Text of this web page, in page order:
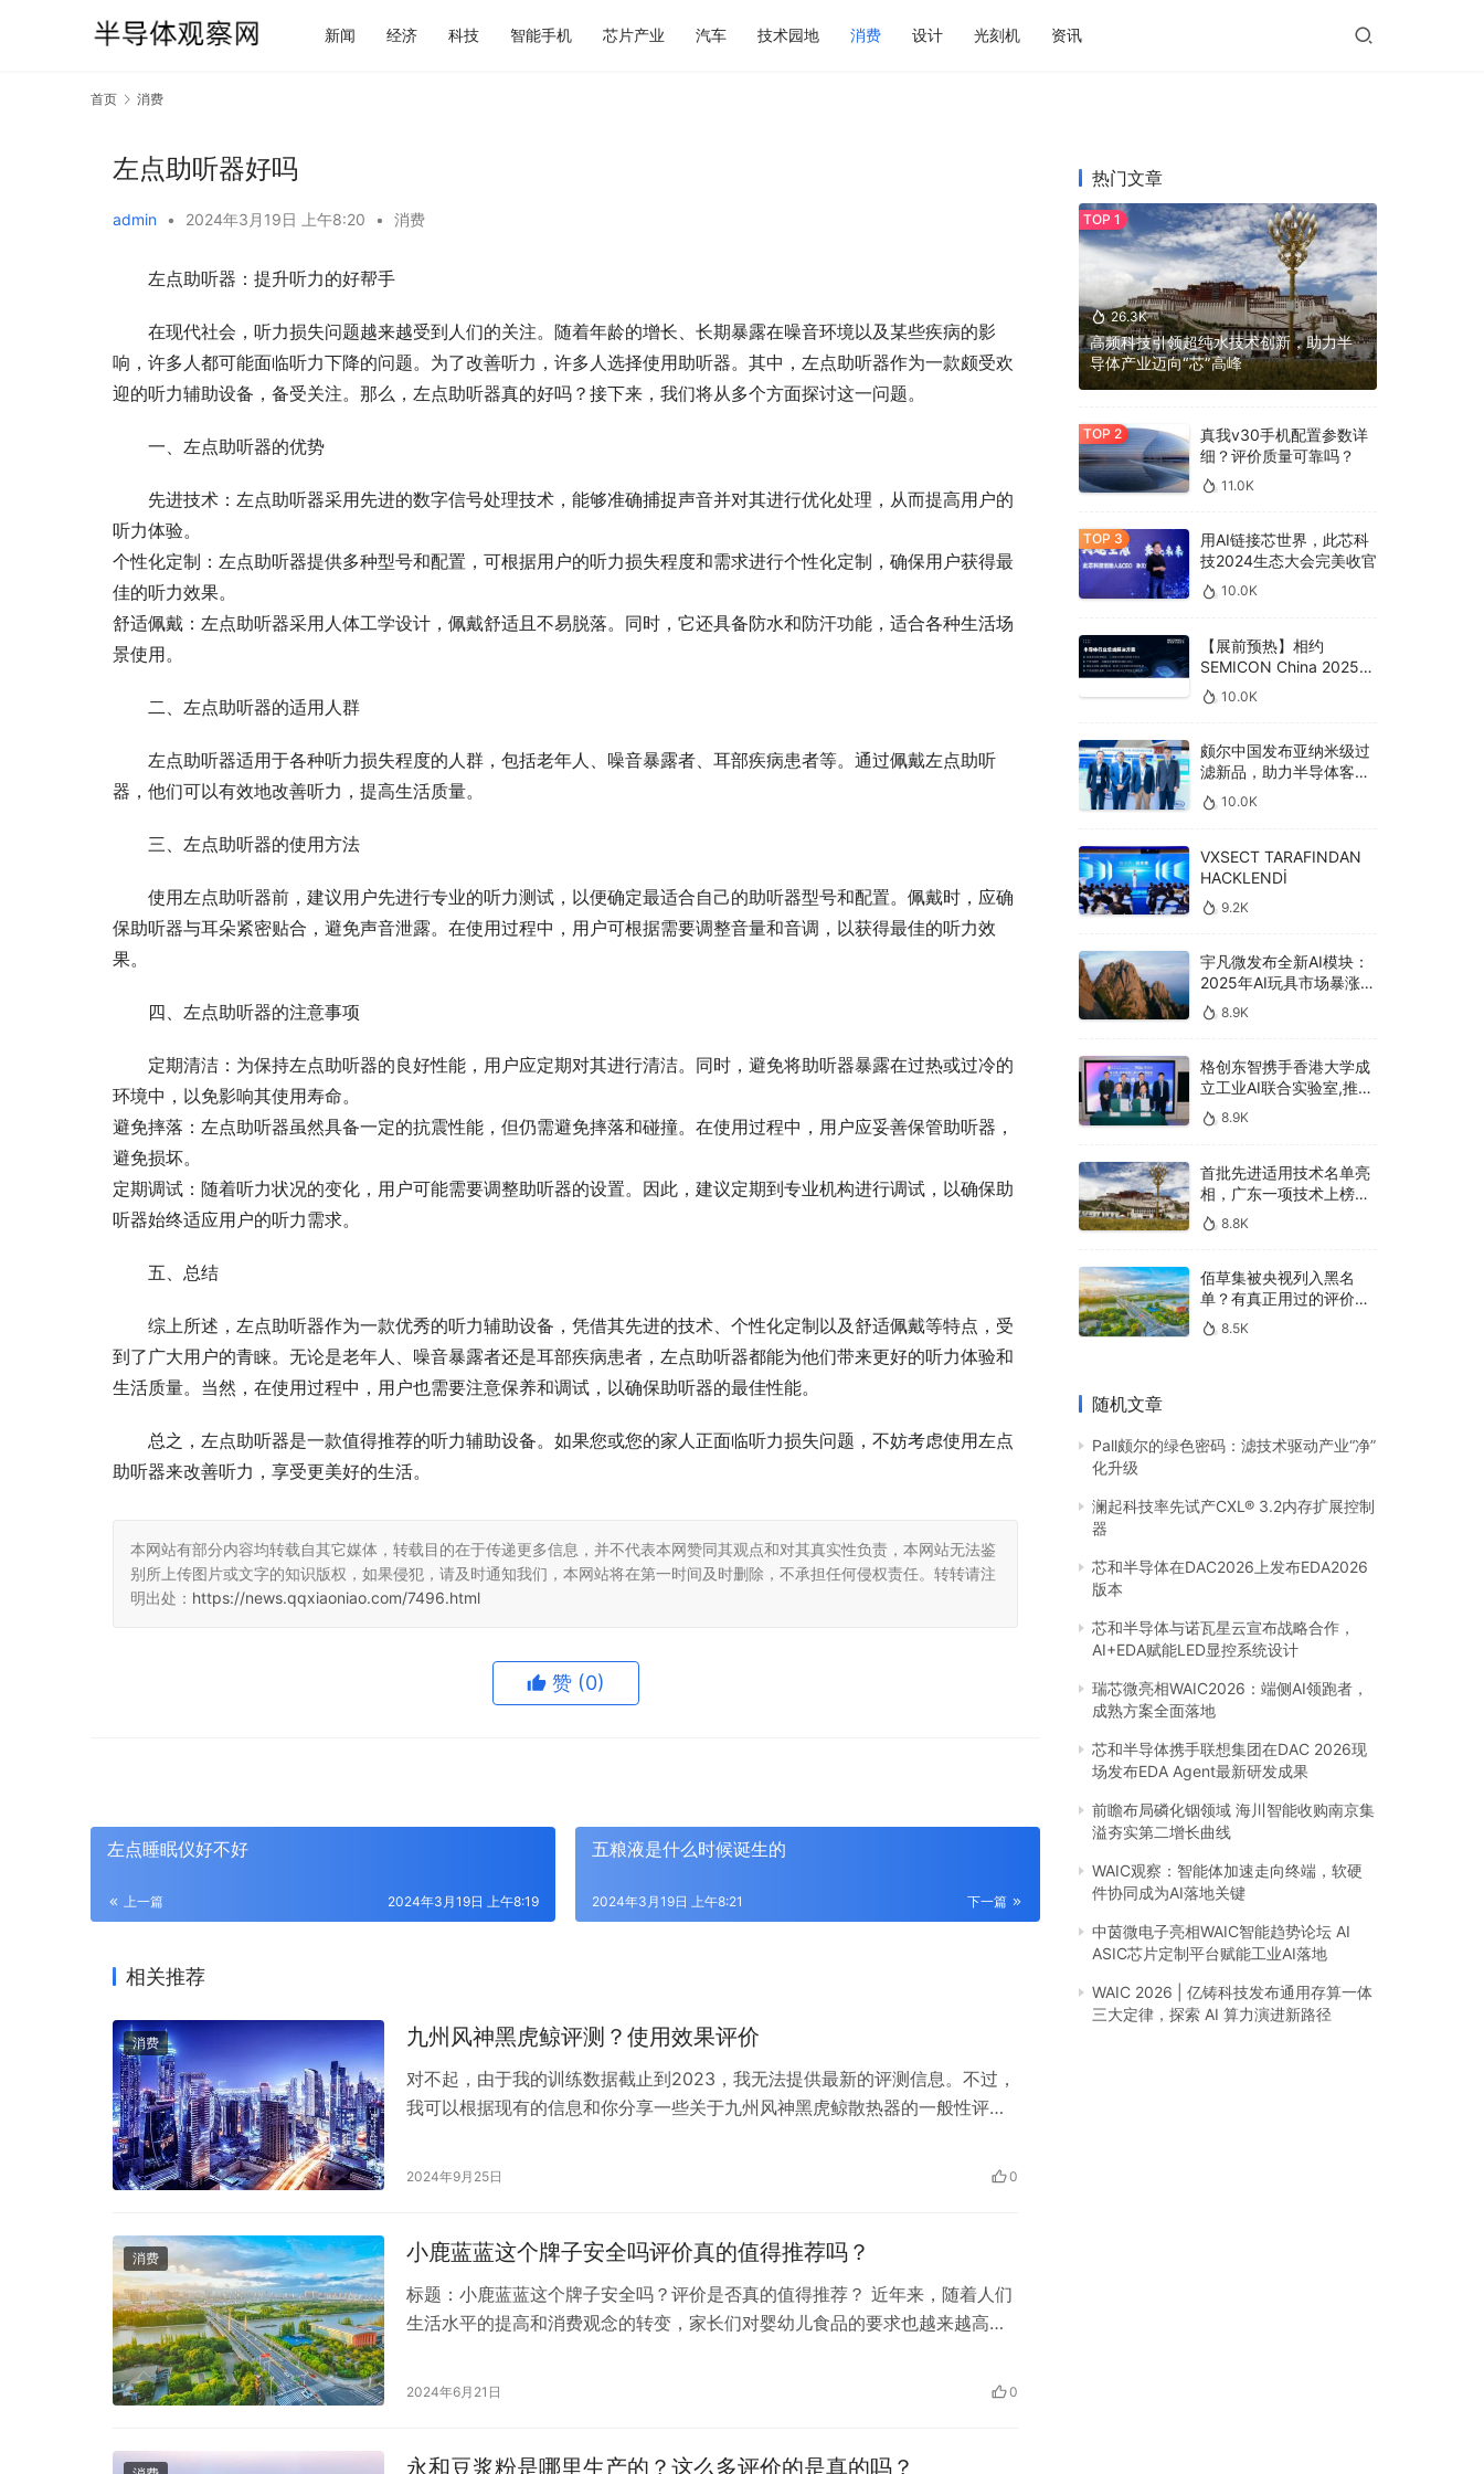
新闻 经济 科技 智能手机 芯片产业 汽车 技术园地 消费 设计 光刻机 资讯
首页 消费
左点助听器好吗
admin • 2024年3月19日 上午8:20 • 消费
左点助听器：提升听力的好帮手
在现代社会，听力损失问题越来越受到人们的关注。随着年龄的增长、长期暴露在噪音环境以及某些疾病的影
响，许多人都可能面临听力下降的问题。为了改善听力，许多人选择使用助听器。其中，左点助听器作为一款颇受欢
迎的听力辅助设备，备受关注。那么，左点助听器真的好吗？接下来，我们将从多个方面探讨这一问题。
一、左点助听器的优势
先进技术：左点助听器采用先进的数字信号处理技术，能够准确捕捉声音并对其进行优化处理，从而提高用户的
听力体验。
个性化定制：左点助听器提供多种型号和配置，可根据用户的听力损失程度和需求进行个性化定制，确保用户获得最
佳的听力效果。
舒适佩戴：左点助听器采用人体工学设计，佩戴舒适且不易脱落。同时，它还具备防水和防汗功能，适合各种生活场
景使用。
二、左点助听器的适用人群
左点助听器适用于各种听力损失程度的人群，包括老年人、噪音暴露者、耳部疾病患者等。通过佩戴左点助听
器，他们可以有效地改善听力，提高生活质量。
三、左点助听器的使用方法
使用左点助听器前，建议用户先进行专业的听力测试，以便确定最适合自己的助听器型号和配置。佩戴时，应确
保助听器与耳朵紧密贴合，避免声音泄露。在使用过程中，用户可根据需要调整音量和音调，以获得最佳的听力效
果。
四、左点助听器的注意事项
定期清洁：为保持左点助听器的良好性能，用户应定期对其进行清洁。同时，避免将助听器暴露在过热或过冷的
环境中，以免影响其使用寿命。
避免摔落：左点助听器虽然具备一定的抗震性能，但仍需避免摔落和碰撞。在使用过程中，用户应妥善保管助听器，
避免损坏。
定期调试：随着听力状况的变化，用户可能需要调整助听器的设置。因此，建议定期到专业机构进行调试，以确保助
听器始终适应用户的听力需求。
五、总结
综上所述，左点助听器作为一款优秀的听力辅助设备，凭借其先进的技术、个性化定制以及舒适佩戴等特点，受
到了广大用户的青睐。无论是老年人、噪音暴露者还是耳部疾病患者，左点助听器都能为他们带来更好的听力体验和
生活质量。当然，在使用过程中，用户也需要注意保养和调试，以确保助听器的最佳性能。
总之，左点助听器是一款值得推荐的听力辅助设备。如果您或您的家人正面临听力损失问题，不妨考虑使用左点
助听器来改善听力，享受更美好的生活。
本网站有部分内容均转载自其它媒体，转载目的在于传递更多信息，并不代表本网赞同其观点和对其真实性负责，本网站无法鉴
别所上传图片或文字的知识版权，如果侵犯，请及时通知我们，本网站将在第一时间及时删除，不承担任何侵权责任。转转请注
明出处： https://news.qqxiaoniao.com/7496.html
赞 (0)
左点睡眠仪好不好
上一篇 2024年3月19日 上午8:19
五粮液是什么时候诞生的
下一篇
2024年3月19日 上午8:21
相关推荐
消费 九州风神黑虎鲸评测？使用效果评价
对不起，由于我的训练数据截止到2023，我无法提供最新的评测信息。不过，
我可以根据现有的信息和你分享一些关于九州风神黑虎鲸散热器的一般性评
括： 1. 散热性能：黑虎鲸散热器采用了120mm风扇，配合其独特的设计，能
2024年9月25日 0
消费 小鹿蓝蓝这个牌子安全吗评价真的值得推荐吗？
标题：小鹿蓝蓝这个牌子安全吗？评价是否真的值得推荐？ 近年来，随着人们
生活水平的提高和消费观念的转变，家长们对婴幼儿食品的要求也越来越高。
信赖。那么，小鹿蓝蓝这个牌子真的安全吗？它的评价是否真的值得推荐呢？
2024年6月21日 0
永和豆浆粉是哪里生产的？这么多评价的是真的吗？
热门文章
26.3K
高频科技引领超纯水技术创新，助力半
导体产业迈向“芯”高峰
真我v30手机配置参数详
细？评价质量可靠吗？
11.0K
用AI链接芯世界，此芯科
技2024生态大会完美收官
10.0K
【展前预热】相约
SEMICON China 2025，
德克威尔总线解决方案革
新助力半导体设备高效升
10.0K
颇尔中国发布亚纳米级过
滤新品，助力半导体客户
良率提升
10.0K
VXSECT TARAFINDAN
HACKLENDİ
9.2K
宇凡微发布全新AI模块：
2025年AI玩具市场暴涨
400亿，90%传统厂商的
生死战即将打响
8.9K
格创东智携手香港大学成
立工业AI联合实验室,推进
AMHS智能物料搬运调度
系统研发
8.9K
首批先进适用技术名单亮
相，广东一项技术上榜，
有何独特之处？
8.8K
佰草集被央视列入黑名
单？有真正用过的评价
吗？8.5K
随机文章
Pall颇尔的绿色密码：滤技术驱动产业“净”
化升级
澜起科技率先试产CXL® 3.2内存扩展控制
器
芯和半导体在DAC2026上发布EDA2026
版本
芯和半导体与诺瓦星云宣布战略合作，
AI+EDA赋能LED显控系统设计
瑞芯微亮相WAIC2026：端侧AI领跑者，
成熟方案全面落地
芯和半导体携手联想集团在DAC 2026现
场发布EDA Agent最新研发成果
前瞻布局磷化铟领域 海川智能收购南京集
溢夯实第二增长曲线
WAIC观察：智能体加速走向终端，软硬
件协同成为AI落地关键
中茵微电子亮相WAIC智能趋势论坛 AI
ASIC芯片定制平台赋能工业AI落地
WAIC 2026 | 亿铸科技发布通用存算一体
三大定律，探索 AI 算力演进新路径